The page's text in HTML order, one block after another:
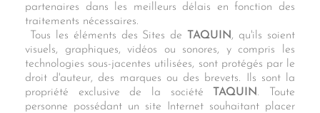
partenaires dans les meilleurs délais en fonction des
traitements nécessaires.
Tous les éléments des Sites de
TAQUIN, qu'ils soient
visuels, graphiques, vidéos ou sonores, y compris les
technologies sous-jacentes utilisées, sont protégés par le
droit d'auteur, des marques ou des brevets. Ils sont la
propriété exclusive de la société
TAQUIN. Toute
personne possédant un site Internet souhaitant placer